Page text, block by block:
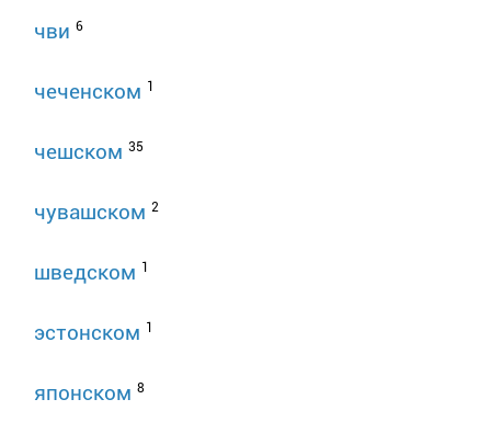
чви 6
чеченском 1
чешском 35
чувашском 2
шведском 1
эстонском 1
японском 8